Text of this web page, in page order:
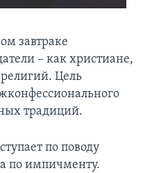
завтраке
– как христиане,
Цель
традиций.
по поводу
по импичменту.